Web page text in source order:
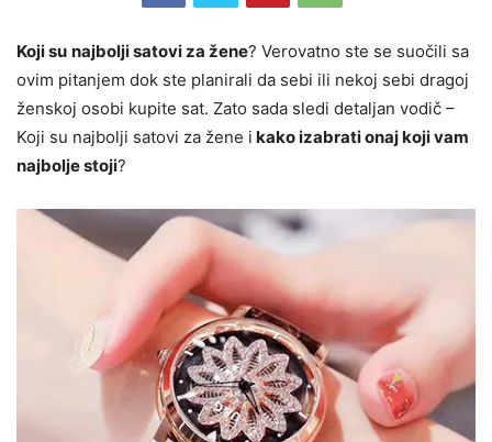
Koji su najbolji satovi za žene? Verovatno ste se suočili sa
ovim pitanjem dok ste planirali da sebi ili nekoj sebi dragoj
ženskoj osobi kupite sat. Zato sada sledi detaljan vodič –
Koji su najbolji satovi za žene i kako izabrati onaj koji vam
najbolje stoji?